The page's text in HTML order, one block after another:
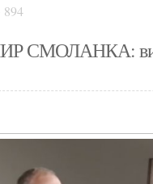
894
вища